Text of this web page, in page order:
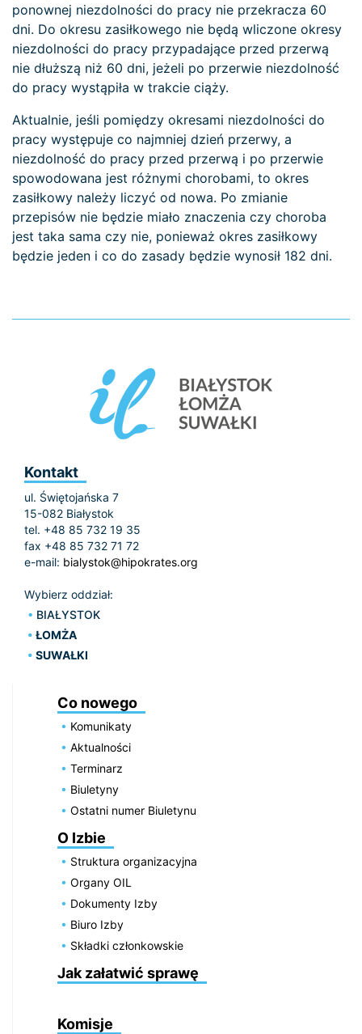
ponownej niezdolności do pracy nie przekracza 60
dni. Do okresu zasiłkowego nie będą wliczone okresy
niezdolności do pracy przypadające przed przerwą
nie dłuższą niż 60 dni, jeżeli po przerwie niezdolność
do pracy wystąpiła w trakcie ciąży.
Aktualnie, jeśli pomiędzy okresami niezdolności do
pracy występuje co najmniej dzień przerwy, a
niezdolność do pracy przed przerwą i po przerwie
spowodowana jest różnymi chorobami, to okres
zasiłkowy należy liczyć od nowa. Po zmianie
przepisów nie będzie miało znaczenia czy choroba
jest taka sama czy nie, ponieważ okres zasiłkowy
będzie jeden i co do zasady będzie wynosił 182 dni.
Kontakt
ul. Świętojańska 7
15-082 Białystok
tel. +48 85 732 19 35
fax +48 85 732 71 72
e-mail: bialystok@hipokrates.org
Wybierz oddział:
BIAŁYSTOK
ŁOMŻA
SUWAŁKI
Co nowego
Komunikaty
Aktualności
Terminarz
Biuletyny
Ostatni numer Biuletynu
O Izbie
Struktura organizacyjna
Organy OIL
Dokumenty Izby
Biuro Izby
Składki członkowskie
Jak załatwić sprawę
Komisje